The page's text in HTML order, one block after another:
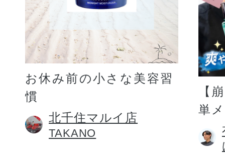
お休み前の小さな美容習
慣
北千住マルイ店
TAKANO
【
単